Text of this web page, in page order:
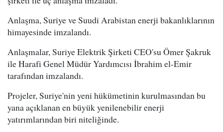
Anlaşma, Suriye ve Suudi Arabistan enerji bakanlıklarının
himayesinde imzalandı.
Anlaşmalar, Suriye Elektrik Şirketi CEO'su Ömer Şakruk
ile Harafi Genel Müdür Yardımcısı İbrahim el-Emir
tarafından imzalandı.
Projeler, Suriye'nin yeni hükümetinin kurulmasından bu
yana açıklanan en büyük yenilenebilir enerji
yatırımlarından biri niteliğinde.